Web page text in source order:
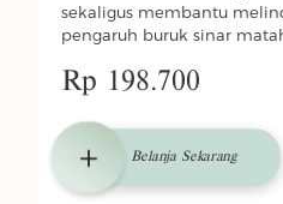
sekaligus membantu
pengaruh buruk sinar
Rp 198.700
Belanja Sekarang